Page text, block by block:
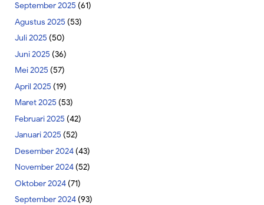
September 2025 (61)
Agustus 2025 (53)
Juli 2025 (50)
Juni 2025 (36)
Mei 2025 (57)
April 2025 (19)
Maret 2025 (53)
Februari 2025 (42)
Januari 2025 (52)
Desember 2024(43)
November 2024(52)
Oktober 2024(71)
September 2024(93)